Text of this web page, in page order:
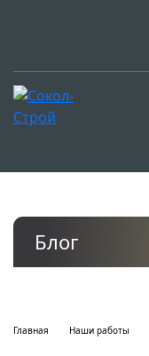
Главная Наши работы
Блог